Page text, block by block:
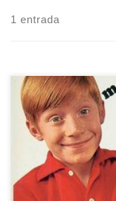
1 entrada
La evolución de la
desapareciendo
bajas de peso”. Sin
televisión o abrir un
contenidos sexistas